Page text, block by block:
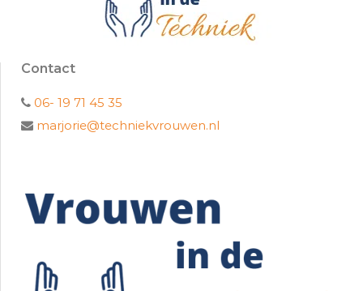
Contact
06- 19 71 45 35
marjorie@techniekvrouwen.nl